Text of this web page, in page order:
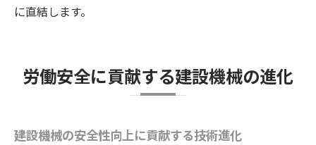
に直結します。
労働安全に貢献する建設機械の進化
建設機械の安全性向上に貢献する技術進化